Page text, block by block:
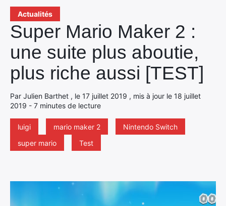
Actualités
Super Mario Maker 2 :
une suite plus aboutie,
plus riche aussi [TEST]
Par Julien Barthet , le 17 juillet 2019 , mis à jour le 18 juillet
2019 - 7 minutes de lecture
luigi mario maker 2
Nintendo Switch
super mario
Test